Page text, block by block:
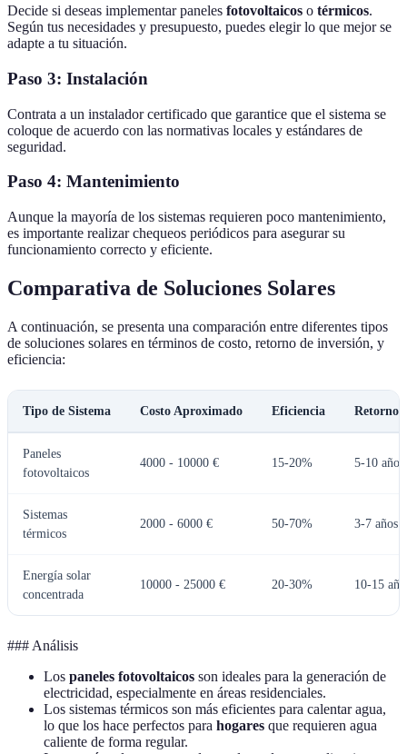
Decide si deseas implementar paneles fotovoltaicos o térmicos.
Según tus necesidades y presupuesto, puedes elegir lo que mejor se
adapte a tu situación.
Paso 3: Instalación
Contrata a un instalador certificado que garantice que el sistema se
coloque de acuerdo con las normativas locales y estándares de
seguridad.
Paso 4: Mantenimiento
Aunque la mayoría de los sistemas requieren poco mantenimiento,
es importante realizar chequeos periódicos para asegurar su
funcionamiento correcto y eficiente.
Comparativa de Soluciones Solares
A continuación, se presenta una comparación entre diferentes tipos
de soluciones solares en términos de costo, retorno de inversión, y
eficiencia:
Tipo de Sistema Costo Aproximado Eficiencia Retorno
Paneles
fotovoltaicos
4000 - 10000 € 15-20% 5-10 años
Sistemas
térmicos
2000 - 6000 € 50-70% 3-7 años
Energía solar
concentrada
10000 - 25000 € 20-30% 10-15
### Análisis
Los paneles fotovoltaicos son ideales para la generación de
electricidad, especialmente en áreas residenciales.
Los sistemas térmicos son más eficientes para calentar agua,
lo que los hace perfectos para hogares que requieren agua
caliente de forma regular.